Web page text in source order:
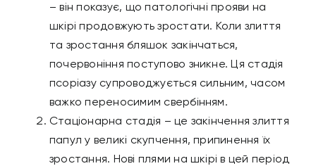
– він показує, що патологічні прояви на
шкірі продовжують зростати. Коли злиття
та зростання бляшок закінчаться,
почервоніння поступово зникне. Ця стадія
псоріазу супроводжується сильним, часом
важко переносимим свербінням.
Стаціонарна стадія – це закінчення злиття
папул у великі скупчення, припинення їх
зростання. Нові плями на шкірі в цей період